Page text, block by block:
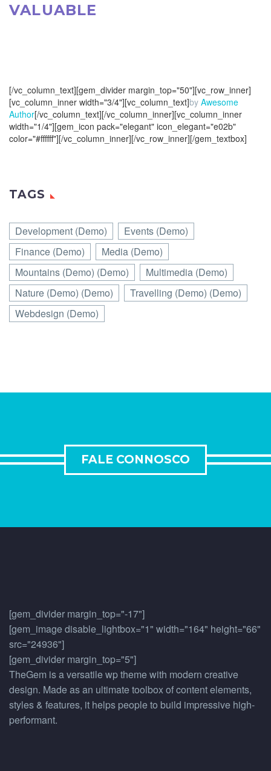
VALUABLE
[/vc_column_text][gem_divider margin_top="50"][vc_row_inner]
[vc_column_inner width="3/4"][vc_column_text]by Awesome
Author[/vc_column_text][/vc_column_inner][vc_column_inner
width="1/4"][gem_icon pack="elegant" icon_elegant="e02b"
color="#ffffff"][/vc_column_inner][/vc_row_inner][/gem_textbox]
TAGS
Development (Demo)
Events (Demo)
Finance (Demo)
Media (Demo)
Mountains (Demo) (Demo)
Multimedia (Demo)
Nature (Demo) (Demo)
Travelling (Demo) (Demo)
Webdesign (Demo)
FALE CONNOSCO
[gem_divider margin_top="-17"]
[gem_image disable_lightbox="1" width="164" height="66"
src="24936"]
[gem_divider margin_top="5"]
TheGem is a versatile wp theme with modern creative
design. Made as an ultimate toolbox of content elements,
styles & features, it helps people to build impressive high-
performant.